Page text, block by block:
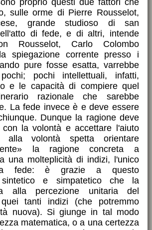
sulle orme di Pierre Rousselot,
grande studioso di san
di fede, e di altri, intende
Rousselot, Carlo Colombo
spiegazione corrente presso i
pure fosse esatta, varrebbe
pochi intellettuali, infatti,
e le capacità di compiere quel
razionale che sarebbe
La fede invece è e deve essere
Dunque la ragione deve
con la volontà e accettare l'aiuto
alla volontà spetta orientare
la ragione concreta a
una molteplicità di indizi, l'unico
fede: è grazie a questo
sintetico e simpatetico che la
alla percezione unitaria del
tanti indizi (che potremmo
nuova). Si giunge in tal modo
matematica, o a una certezza